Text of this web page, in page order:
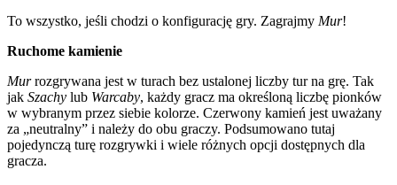
To wszystko, jeśli chodzi o konfigurację gry. Zagrajmy Mur!
Ruchome kamienie
Murrozgrywana jest w turach bez ustalonej liczby tur na grę. Tak
jak Szachy lub Warcaby, każdy gracz ma określoną liczbę pionków
w wybranym przez siebie kolorze. Czerwony kamień jest uważany
za „neutralny” i należy do obu graczy. Podsumowano tutaj
pojedynczą turę rozgrywki i wiele różnych opcji dostępnych dla
gracza.